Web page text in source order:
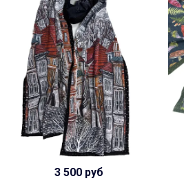
3 500 руб